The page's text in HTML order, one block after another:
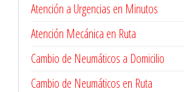
Atención a Urgencias en Minutos
Atención Mecánica en Ruta
Cambio de Neumáticos a Domicilio
Cambio de Neumáticos en Ruta